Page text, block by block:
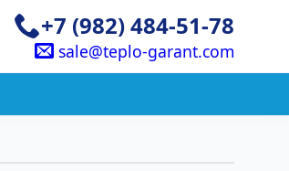
+7 (982) 484-51-78
sale@teplo-garant.com